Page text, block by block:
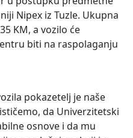
Nipex iz Tuzle. Ukupna
KM, a vozilo će
biti na raspolaganju
pokazetelj je naše
da Univerzitetski
osnove i da mu